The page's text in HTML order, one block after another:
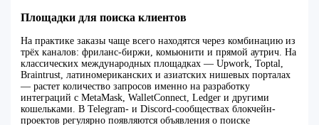
Площадки для поиска клиентов
На практике заказы чаще всего находятся через комбинацию из
трёх каналов: фриланс-биржи, комьюнити и прямой аутрич. На
классических международных площадках — Upwork, Toptal,
Braintrust, латиномериканских и азиатских нишевых порталах
— растет количество запросов именно на разработку
интеграций с MetaMask, WalletConnect, Ledger и другими
кошельками. В Telegram- и Discord-сообществах блокчейн-
проектов регулярно появляются объявления о поиске